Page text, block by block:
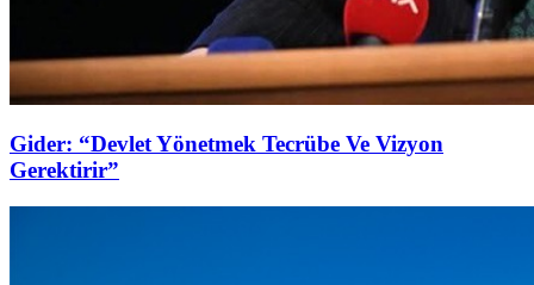
Gider: “Devlet Yönetmek Tecrübe Ve Vizyon
Gerektirir”